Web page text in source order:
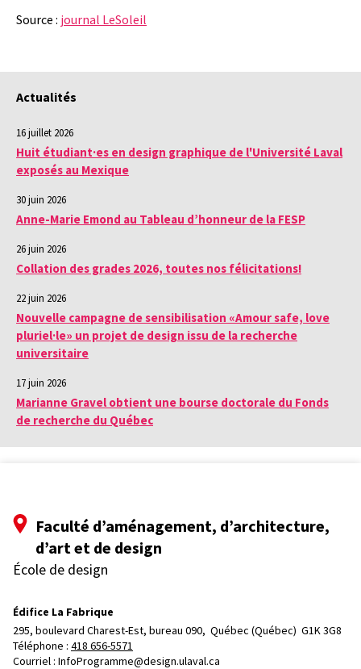
Source : journal LeSoleil
Actualités
16 juillet 2026
Huit étudiant·es en design graphique de l'Université Laval
exposés au Mexique
30 juin 2026
Anne-Marie Emond au Tableau d’honneur de la FESP
26 juin 2026
Collation des grades 2026, toutes nos félicitations!
22 juin 2026
Nouvelle campagne de sensibilisation «Amour safe, love
pluriel·le» un projet de design issu de la recherche
universitaire
17 juin 2026
Marianne Gravel obtient une bourse doctorale du Fonds
de recherche du Québec
Faculté d’aménagement, d’architecture,
d’art et de design
École de design
Édifice La Fabrique
295, boulevard Charest-Est, bureau 090, Québec (Québec)  G1K 3G8
Téléphone : 418 656-5571
Courriel : InfoProgramme@design.ulaval.ca